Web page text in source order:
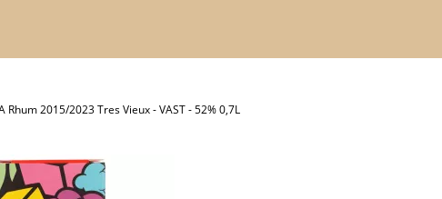
Rhum 2015/2023 Tres Vieux - VAST - 52% 0,7L